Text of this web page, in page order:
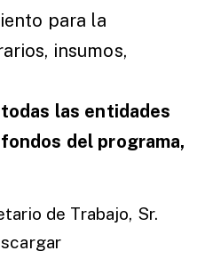
para la
insumos,
las entidades
del programa,
de Trabajo, Sr.